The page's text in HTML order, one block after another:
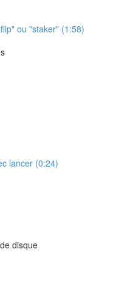
ou "staker" (1:58)
lancer (0:24)
disque